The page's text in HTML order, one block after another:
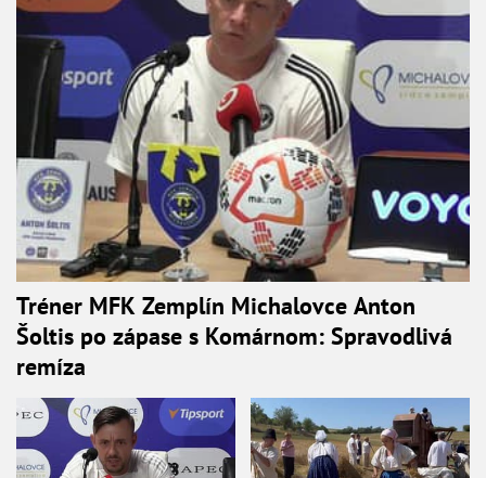
Tréner MFK Zemplín Michalovce Anton
Šoltis po zápase s Komárnom: Spravodlivá
remíza